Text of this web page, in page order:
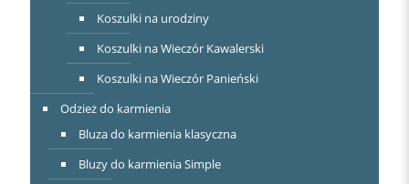
Koszulki na urodziny
Koszulki na Wieczór Kawalerski
Koszulki na Wieczór Panieński
Odzież do karmienia
Bluza do karmienia klasyczna
Bluzy do karmienia Simple